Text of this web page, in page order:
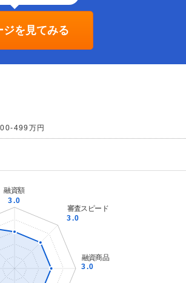
ジを見てみる
499万円